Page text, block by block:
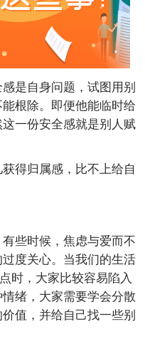
是自身问题，试图用别
根除。即便他能临时给
一份安全感就是别人赋
得归属感，比不上给自
些时候，焦虑与爱而不
度关心。当我们的生活
时，大家比较容易陷入
绪，大家需要学会分散
值，并给自己找一些别